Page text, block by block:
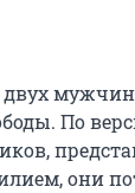
двух
По
они